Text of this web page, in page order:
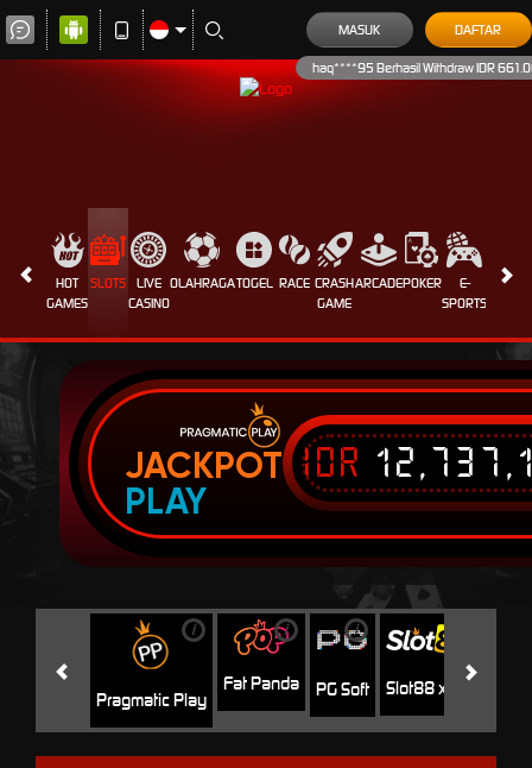
haq****95 Berhasil Withdraw IDR
MASUK DAFTAR
HOT
GAMES
SLOTS
LIVE
CASINO
OLAHRAGATOGEL RACE CRASH
GAME
ARCADEPOKER
E-
SPORTS
JACKPOT
PLAY
IDR
i
Pragmatic Play
i
Fat Panda
i
PG Soft Slot88 x PP